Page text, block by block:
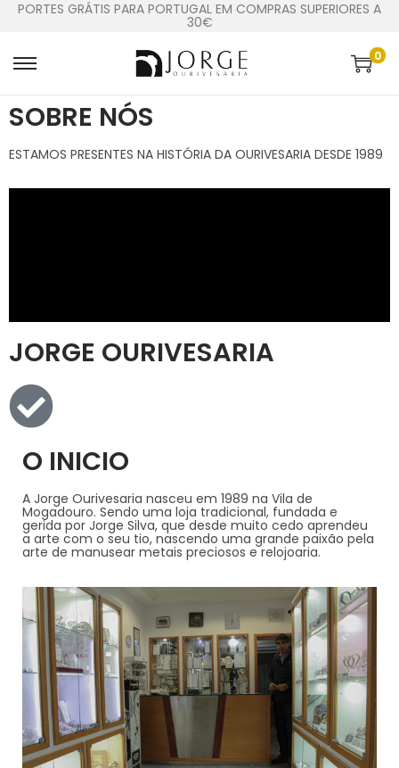
PORTES GRÁTIS PARA PORTUGAL EM COMPRAS SUPERIORES A
30€
0
SOBRE NÓS​
ESTAMOS PRESENTES NA HISTÓRIA DA OURIVESARIA DESDE 1989
JORGE OURIVESARIA
O INICIO
A Jorge Ourivesaria nasceu em 1989 na Vila de
Mogadouro. Sendo uma loja tradicional, fundada e
gerida por Jorge Silva, que desde muito cedo aprendeu
a arte com o seu tio, nascendo uma grande paixão pela
arte de manusear metais preciosos e relojoaria.